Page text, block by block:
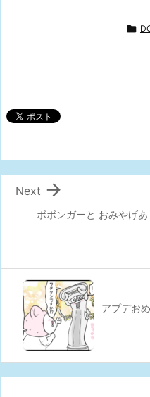

ボボンガーと おみやげ

Next
アプデお